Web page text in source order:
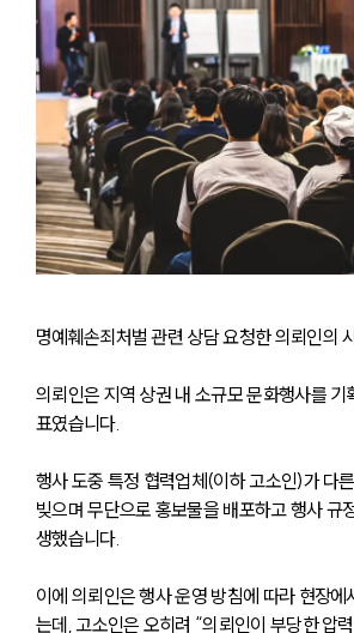
명예훼손죄처벌 관련 상담 요청한 의뢰인의
의뢰인은 지역 상권 내 소규모 문화행사를 기
표였습니다.
행사 도중 특정 협력업체(이하 고소인)가 다
빚으며 무단으로 홍보물을 배포하고 행사 규
생했습니다.
이에 의뢰인은 행사 운영 방침에 따라 현장에
는데, 고소인은 오히려 “의뢰인이 부당한 압